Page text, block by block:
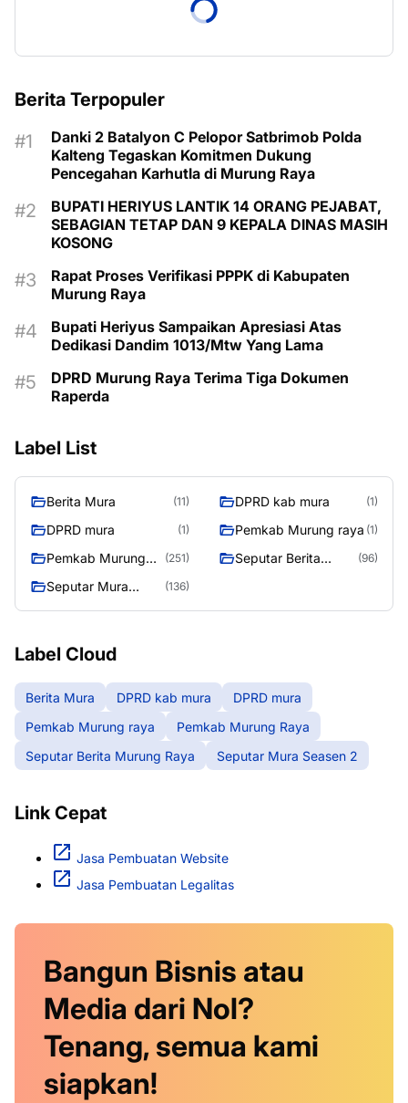
Berita Terpopuler
Danki 2 Batalyon C Pelopor Satbrimob Polda
Kalteng Tegaskan Komitmen Dukung
Pencegahan Karhutla di Murung Raya
BUPATI HERIYUS LANTIK 14 ORANG PEJABAT,
SEBAGIAN TETAP DAN 9 KEPALA DINAS MASIH
KOSONG
Rapat Proses Verifikasi PPPK di Kabupaten
Murung Raya
Bupati Heriyus Sampaikan Apresiasi Atas
Dedikasi Dandim 1013/Mtw Yang Lama
DPRD Murung Raya Terima Tiga Dokumen
Raperda
Label List
Berita Mura (11) DPRD kab mura (1)
DPRD mura (1) Pemkab Murung raya (1)
Pemkab Murung
(251)
Seputar Berita
(96)
Seputar Mura
(136)
Label Cloud
Berita Mura DPRD kab mura
DPRD mura
Pemkab Murung raya
Pemkab Murung Raya
Seputar Berita Murung Raya
Seputar Mura Seasen 2
Link Cepat
Jasa Pembuatan Website
Jasa Pembuatan Legalitas
Bangun Bisnis atau
Media dari Nol?
Tenang, semua kami
siapkan!